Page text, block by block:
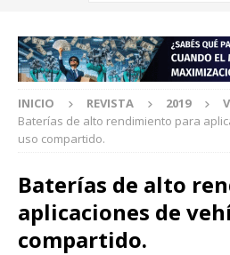
INICIO REVISTA 2019
Baterías de alto rendimiento para
uso compartido.
Baterías de alto
aplicaciones de
compartido.